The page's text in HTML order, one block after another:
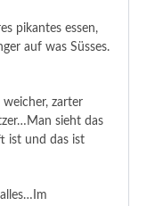
pikantes essen,
auf was Süsses.
weicher, zarter
sieht das
ist und das ist